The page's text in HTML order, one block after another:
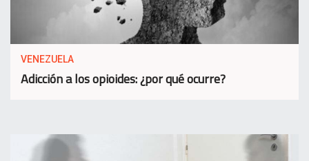
VENEZUELA
Adicción a los opioides: ¿por qué ocurre?